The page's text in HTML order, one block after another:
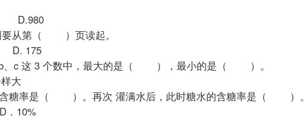
二周要从第（ ）页读起。
175
a、b、c 这 3 个数中，最大的是（ ），最小的是（ ）。
大
含糖率是（ ）。再次 灌满水后，此时糖水的含糖率是（ ）。
10%